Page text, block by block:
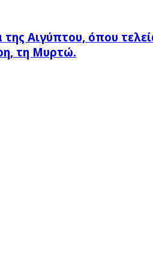
Αιγύπτου, όπου
τη Μυρτώ.